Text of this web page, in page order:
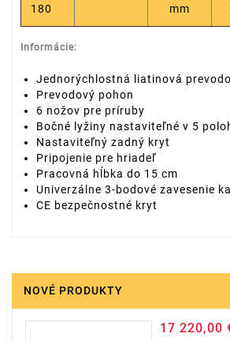
180
mm
Informácie:
Jednorýchlostná liatinová
Prevodový pohon
6 nožov pre príruby
Bočné lyžiny nastaviteľné v 5
Nastaviteľný zadný kryt
Pripojenie pre hriadeľ
Pracovná hĺbka do 15 cm
Univerzálne 3-bodové zavesenie
CE bezpečnostné kryt
NOVÉ PRODUKTY
17 220,00